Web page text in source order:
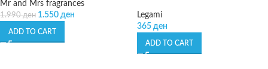
Mr and Mrs fragrances
1.990ден 1.550 ден
ADD TO CART
Legami
365 ден
ADD TO CART